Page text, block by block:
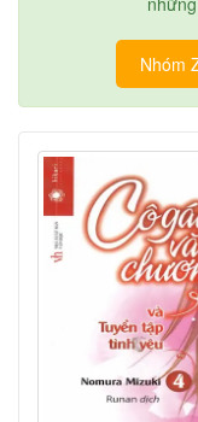
Nhóm